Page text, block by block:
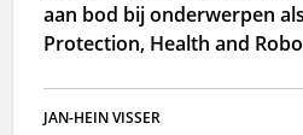
aan bod bij onderwerpen
Protection, Health and
JAN-HEIN VISSER